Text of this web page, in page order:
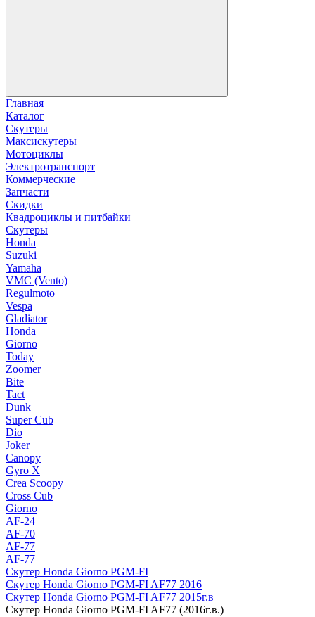
Главная
Каталог
Скутеры
Максискутеры
Мотоциклы
Электротранспорт
Коммерческие
Запчасти
Скидки
Квадроциклы и питбайки
Скутеры
Honda
Suzuki
Yamaha
VMC (Vento)
Regulmoto
Vespa
Gladiator
Honda
Giorno
Today
Zoomer
Bite
Tact
Dunk
Super Cub
Dio
Joker
Canopy
Gyro X
Crea Scoopy
Cross Cub
Giorno
AF-24
AF-70
AF-77
AF-77
Скутер Honda Giorno PGM-FI
Скутер Honda Giorno PGM-FI AF77 2016
Скутер Honda Giorno PGM-FI AF77 2015г.в
Скутер Honda Giorno PGM-FI AF77 (2016г.в.)